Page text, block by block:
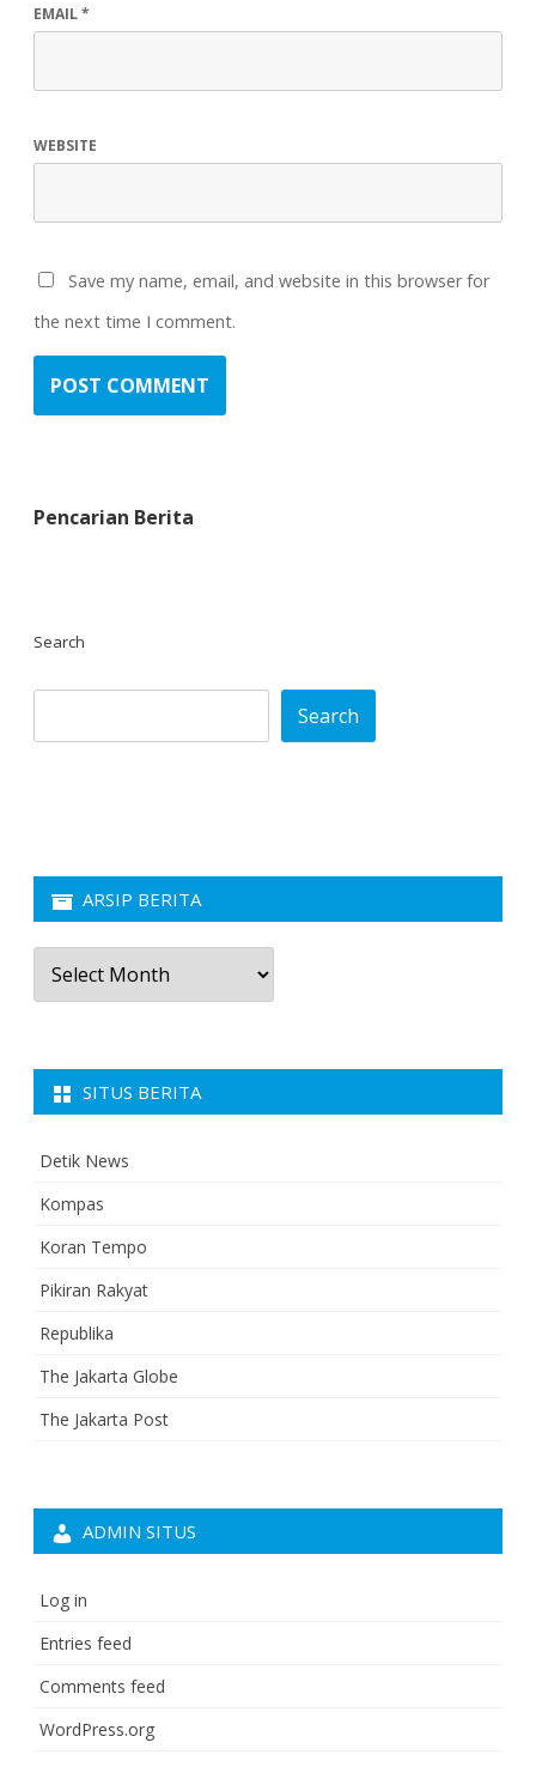
EMAIL*
WEBSITE
Save my name, email, and website in this browser for
the next time I comment.
Pencarian Berita
Search
Search
ARSIP BERITA
Arsip
Berita
SITUS BERITA
Detik News
Kompas
Koran Tempo
Pikiran Rakyat
Republika
The Jakarta Globe
The Jakarta Post
ADMIN SITUS
Log in
Entries feed
Comments feed
WordPress.org